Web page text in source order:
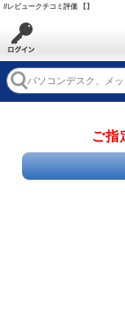
//レビュークチコミ評価 【】
ご指